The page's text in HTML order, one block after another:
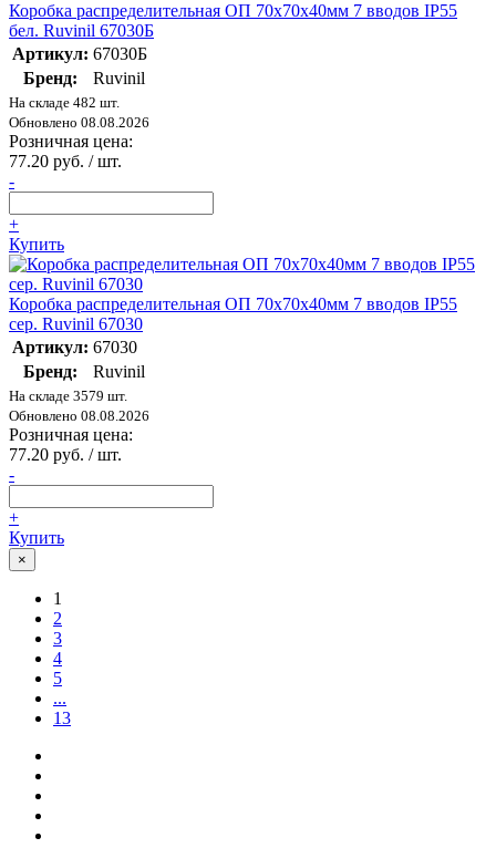
Коробка распределительная ОП 70х70х40мм 7 вводов IP55
бел. Ruvinil 67030Б
Артикул: 67030Б
Бренд:
Ruvinil
На складе 482 шт.
Обновлено 08.08.2026
Розничная цена:
77.20 руб. / шт.
-
+
Купить
Коробка распределительная ОП 70х70х40мм 7 вводов IP55
сер. Ruvinil 67030
Артикул: 67030
Бренд:
Ruvinil
На складе 3579 шт.
Обновлено 08.08.2026
Розничная цена:
77.20 руб. / шт.
-
+
Купить
×
1
2
3
4
5
...
13